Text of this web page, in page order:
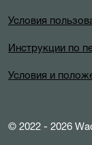
Условия
Инструкции по
Условия и
© 2022 - 2026